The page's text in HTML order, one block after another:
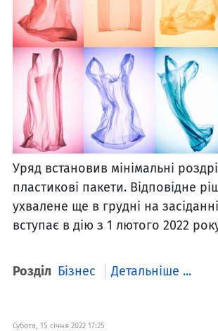
Уряд встановив мінімальні
пластикові пакети. Відповідне
ухвалене ще в грудні на
вступає в дію з 1 лютого 2022
Розділ Бізнес Детальніше ...
Субота, 15 січня 2022 17:25